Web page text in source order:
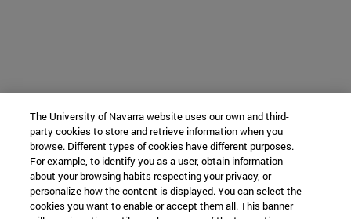
The University of Navarra website uses our own and third-
party cookies to store and retrieve information when you
browse. Different types of cookies have different purposes.
For example, to identify you as a user, obtain information
about your browsing habits respecting your privacy, or
personalize how the content is displayed. You can select the
cookies you want to enable or accept them all. This banner